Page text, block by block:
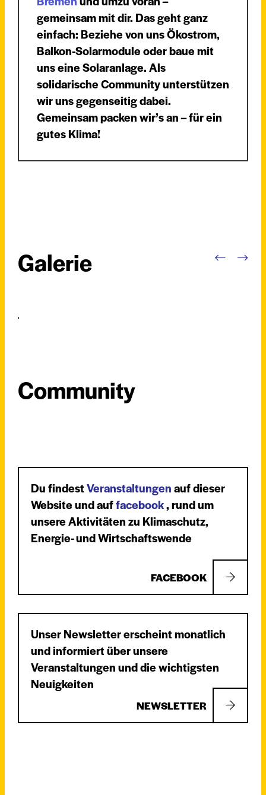
gemeinsam mit dir. Das geht ganz
einfach: Beziehe von uns Ökostrom,
Balkon-Solarmodule oder baue mit
uns eine Solaranlage. Als
solidarische Community unterstützen
wir uns gegenseitig dabei.
Gemeinsam packen wir’s an – für ein
gutes Klima!
Galerie
Community
Du findestVeranstaltungenauf dieser
Website und auffacebook, rund um
unsere Aktivitäten zu Klimaschutz,
Energie- und Wirtschaftswende
FACEBOOK
Unser Newsletter erscheint monatlich
und informiert über unsere
Veranstaltungen und die wichtigsten
Neuigkeiten
NEWSLETTER